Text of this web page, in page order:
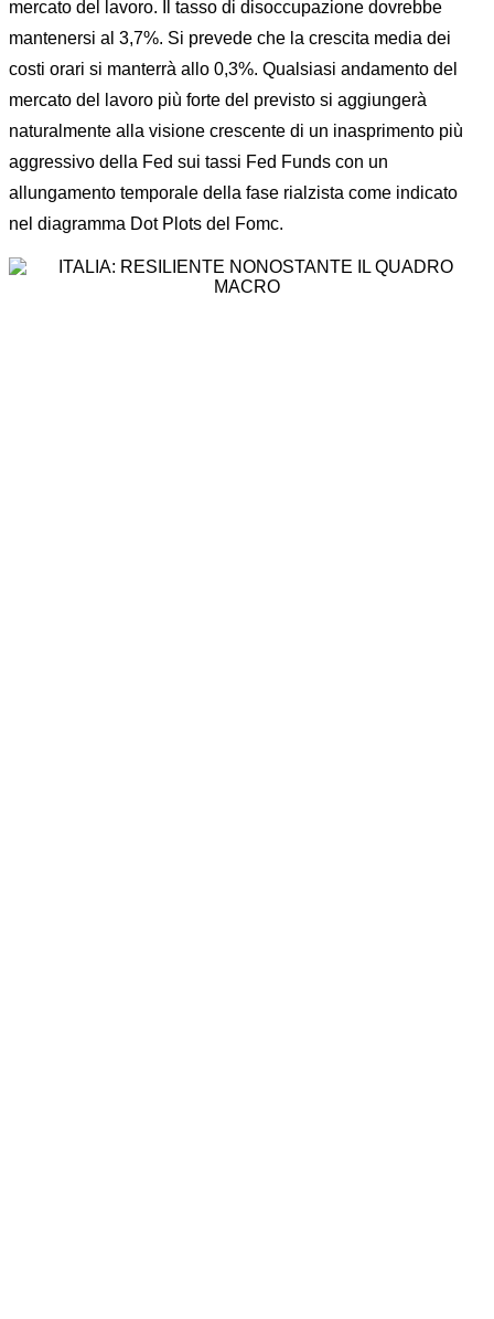
mercato del lavoro. Il tasso di disoccupazione dovrebbe
mantenersi al 3,7%. Si prevede che la crescita media dei
costi orari si manterrà allo 0,3%. Qualsiasi andamento del
mercato del lavoro più forte del previsto si aggiungerà
naturalmente alla visione crescente di un inasprimento più
aggressivo della Fed sui tassi Fed Funds con un
allungamento temporale della fase rialzista come indicato
nel diagramma Dot Plots del Fomc.